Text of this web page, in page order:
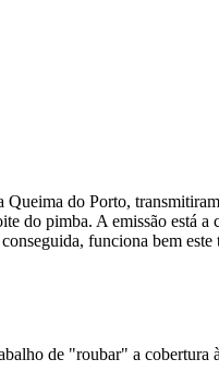
Queima do Porto,
do pimba. A emissão está a
funciona bem este
de "roubar" a cobertura